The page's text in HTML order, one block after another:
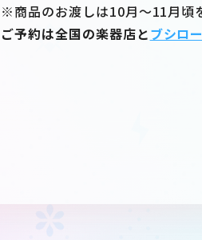
※商品のお渡しは10月～11月頃
ご予約は全国の楽器店とブシロ